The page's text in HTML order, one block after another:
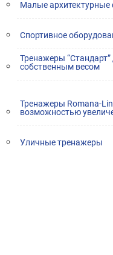
Малые
Спортивное
Тренажеры “Стандарт”
собственным весом
Тренажеры Romana-
возможностью
Уличные тренажеры